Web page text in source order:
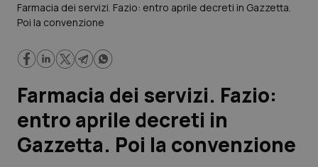
Governo e Parlamento
Regioni e Asl
Lavoro e Professioni
Scienza e Farmaci
Studi e Analisi
Farmacia dei servizi. Fazio: entro aprile decreti in Gazzetta.
Poi la convenzione
Farmacia dei servizi. Fazio:
entro aprile decreti in
Gazzetta. Poi la convenzione